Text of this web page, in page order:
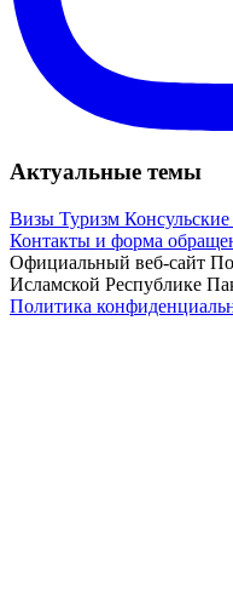
Актуальные темы
Визы Туризм Консульские
Контакты и форма
Официальный веб-сайт
Исламской Республике
Политика